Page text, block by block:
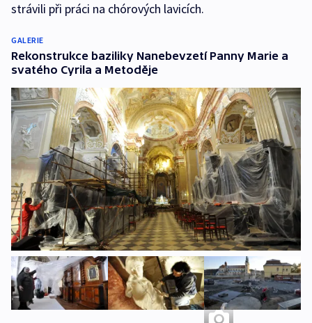
strávili při práci na chórových lavicích.
GALERIE
Rekonstrukce baziliky Nanebevzetí Panny Marie a
svatého Cyrila a Metoděje